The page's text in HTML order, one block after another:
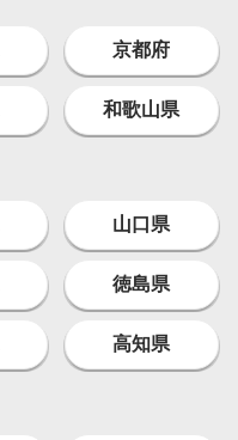
京都府
和歌山県
山口県
徳島県
高知県